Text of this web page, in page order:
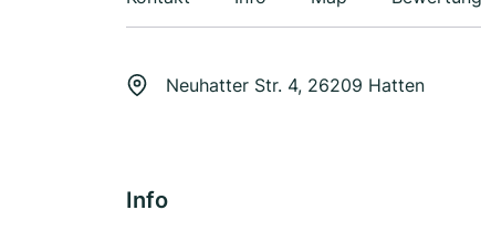
Neuhatter Str. 4, 26209 Hatten
Info